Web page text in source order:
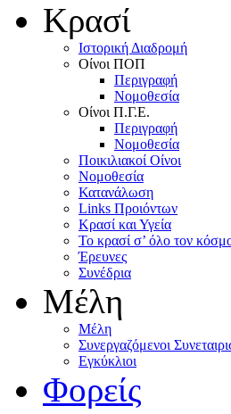
Κρασί
Iστορική Διαδρομή
Oίνοι ΠOΠ
Περιγραφή
Nομοθεσία
Oίνοι Π.Γ.E.
Περιγραφή
Νομοθεσία
Ποικιλιακοί Oίνοι
Nομοθεσία
Κατανάλωση
Links Προιόντων
Κρασί και Υγεία
To κρασί σ’ όλο τον
Έρευνες
Συνέδρια
Μέλη
Mέλη
Συνεργαζόμενοι
Εγκύκλιοι
Φορείς